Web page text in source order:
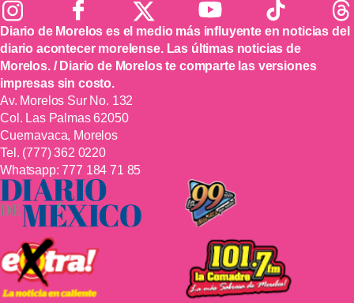
Diario de Morelos es el medio más influyente en noticias del
diario acontecer morelense. Las últimas noticias de
Morelos. / Diario de Morelos te comparte las versiones
impresas sin costo.
Av. Morelos Sur No. 132
Col. Las Palmas 62050
Cuernavaca, Morelos
Tel. (777) 362 0220
Whatsapp:777 184 71 85